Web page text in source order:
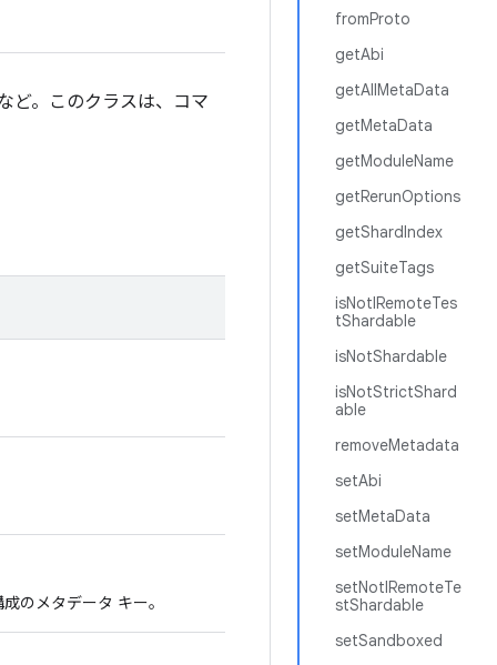
fromProto
getAbi
getAllMetaData
getMetaData
getModuleName
getRerunOptions
getShardIndex
getSuiteTags
isNotIRemoteTes
tShardable
isNotShardable
isNotStrictShard
able
removeMetadata
setAbi
setMetaData
setModuleName
setNotIRemoteTe
stShardable
setSandboxed
ど。このクラスは、コマ
のメタデータ キー。